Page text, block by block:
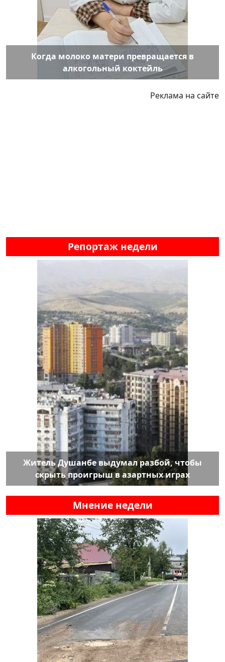
Когда молоко матери превращается в
алкогольный коктейль
Реклама на сайте
Репортаж недели
Житель Душанбе выдумал разбой, чтобы
скрыть проигрыш в азартных играх
Мнение недели